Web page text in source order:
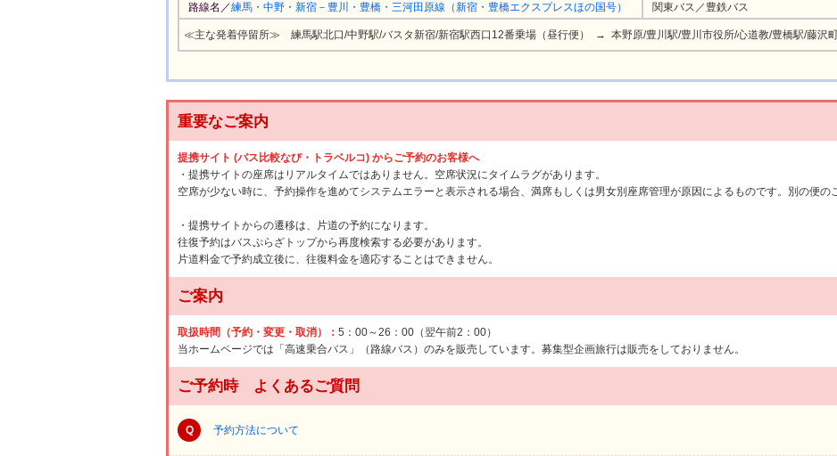
路線名／練馬・中野・新宿－豊川・豊橋・三河田原線（新宿・豊橋エクスプレスほの国号） 関東バス／豊鉄バス
≪主な発着停留所≫ 練馬駅北口/中野駅/バスタ新宿/新宿駅西口12番乗場（昼行便） → 本野原/豊川駅/豊川市役所/心道教/豊橋駅/藤沢
重要なご案内
提携サイト (バス比較なび・トラベルコ) からご予約のお客様へ
・提携サイトの座席はリアルタイムではありません。空席状況にタイムラグがあります。
空席が少ない時に、予約操作を進めてシステムエラーと表示される場合、満席もしくは男女別座席管理が原因によるものです。別の便の
・提携サイトからの遷移は、片道の予約になります。
往復予約はバスぷらざトップから再度検索する必要があります。
片道料金で予約成立後に、往復料金を適応することはできません。
ご案内
取扱時間（予約・変更・取消）： 5：00～26：00（翌午前2：00）
当ホームページでは「高速乗合バス」（路線バス）のみを販売しています。募集型企画旅行は販売をしておりません。
ご予約時 よくあるご質問
Q 予約方法について